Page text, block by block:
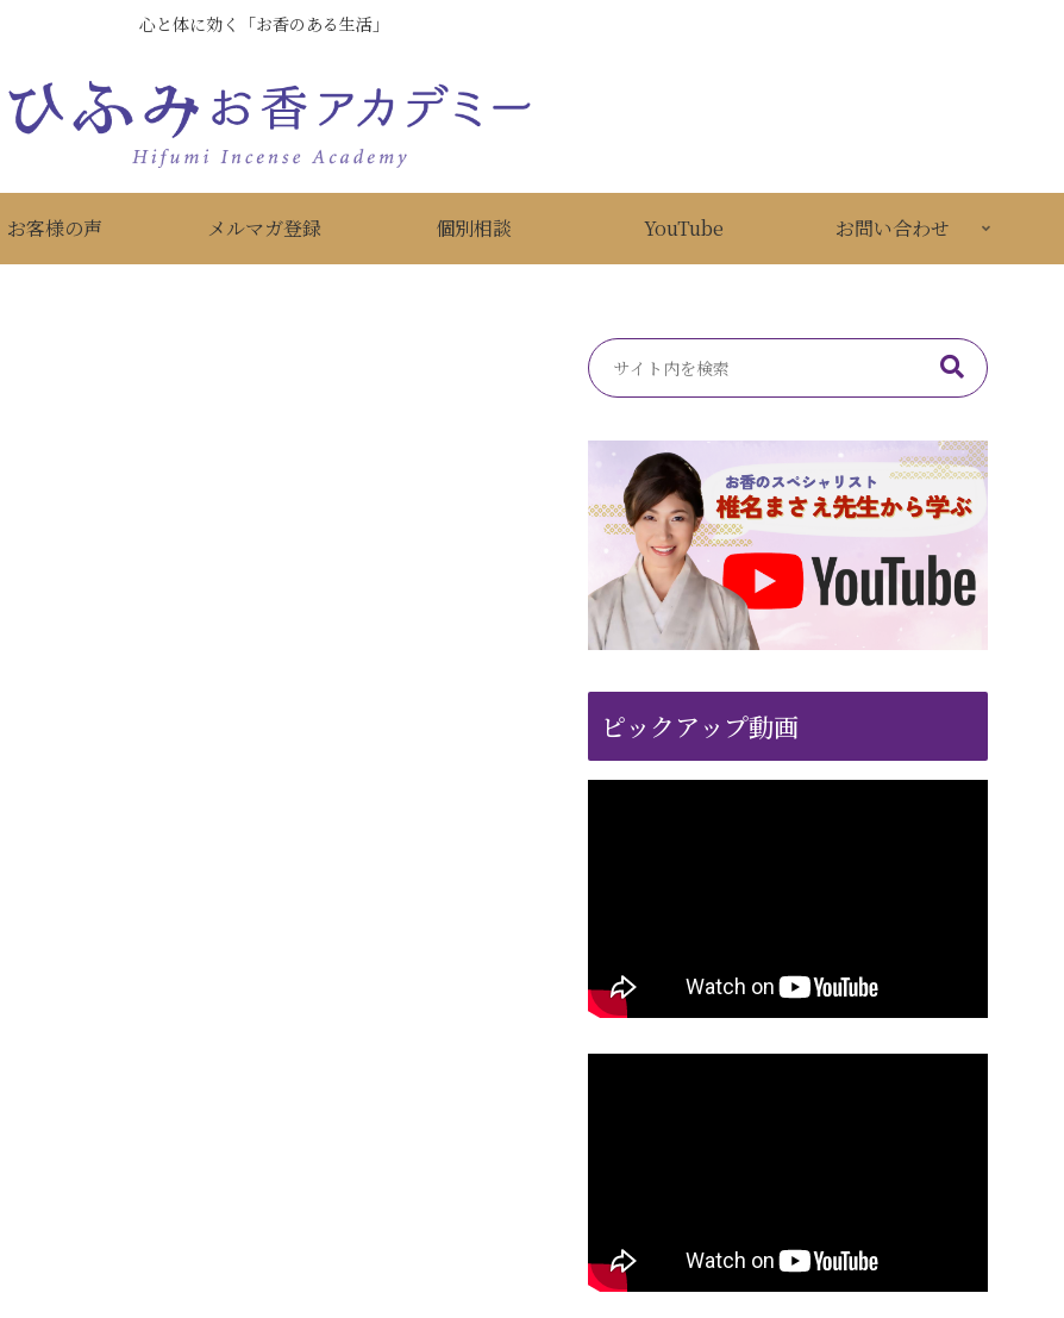
心と体に効く「お香のある生活」
お客様の声 メルマガ登録 個別相談 YouTube お問い合わせ
ピックアップ動画